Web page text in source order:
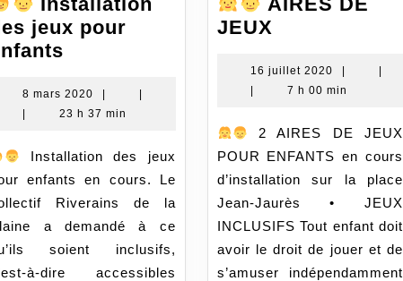
jeux pour
Installation
des
pour
enfants
8 mars 2020
8
mars
23 h 37 min
Installation des jeux
enfants en cours. Le
Riverains de la
a demandé à ce
soient inclusifs,
à-dire accessibles
JEUX
AIRES
DE
16 juillet 2020
16
juillet
7 h 00 min
2 AIRES DE JEUX
POUR ENFANTS en cours
d’installation sur la place
Jean-Jaurès • JEUX
INCLUSIFS Tout enfant doit
avoir le droit de jouer et de
s’amuser indépendamment